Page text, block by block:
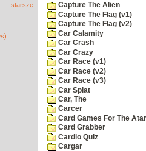
starsze
Capture The Alien
Capture The Flag (v1)
Capture The Flag (v2)
Car Calamity
Car Crash
Car Crazy
Car Race (v1)
Car Race (v2)
Car Race (v3)
Car Splat
Car, The
Carcer
Card Games For The
Card Grabber
Cardio Quiz
Cargar